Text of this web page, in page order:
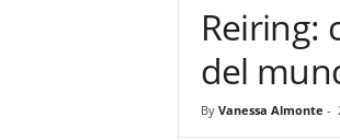
Reiring:
del
By Vanessa Almonte -